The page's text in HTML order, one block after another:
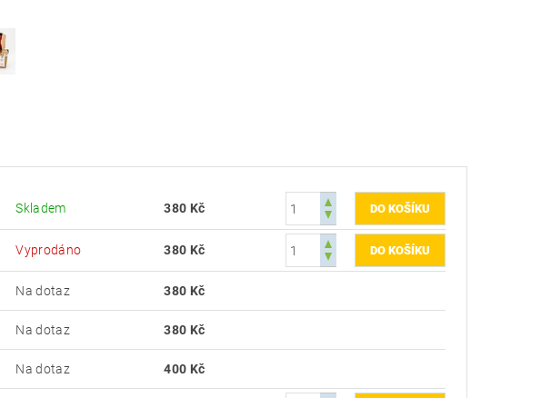
Skladem 380 Kč
Vyprodáno 380 Kč
Na dotaz 380 Kč
Na dotaz 380 Kč
Na dotaz 400 Kč